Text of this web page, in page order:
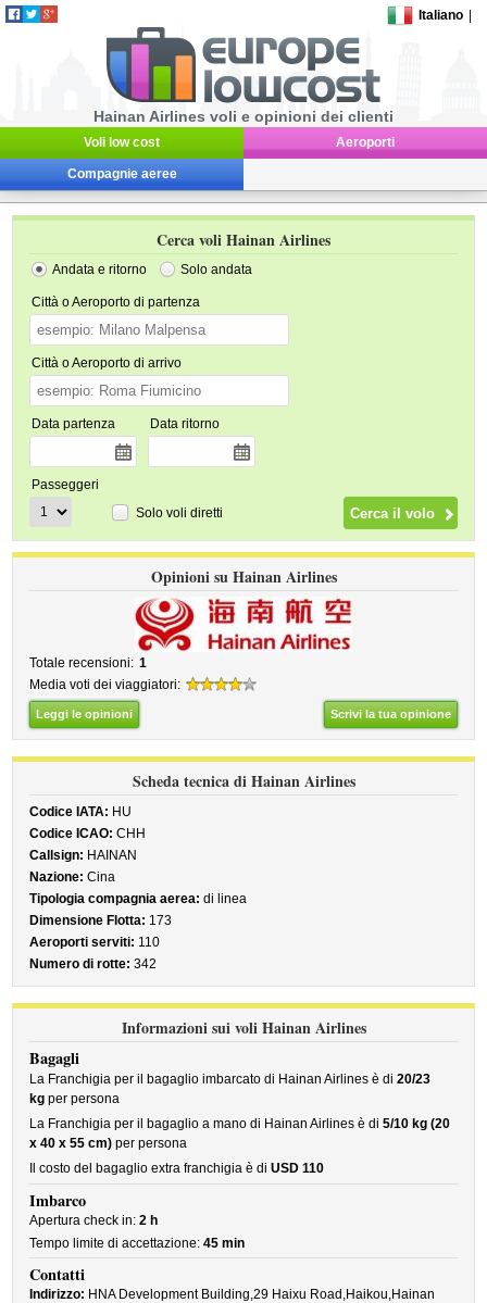
Italiano
Hainan Airlines voli e opinioni dei clienti
Voli low cost Aeroporti
Compagnie aeree
Cerca voli Hainan Airlines
Andata e ritorno Solo andata
Città o Aeroporto di partenza
Città o Aeroporto di arrivo
Data partenza Data ritorno
Passeggeri
Solo voli diretti
Opinioni su Hainan Airlines
Totale recensioni: 1
Media voti dei viaggiatori:
Leggi le opinioni Scrivi la tua opinione
Scheda tecnica di Hainan Airlines
Codice IATA: HU
Codice ICAO: CHH
Callsign: HAINAN
Nazione: Cina
Tipologia compagnia aerea: di linea
Dimensione Flotta: 173
Aeroporti serviti: 110
Numero di rotte: 342
Informazioni sui voli Hainan Airlines
Bagagli
La Franchigia per il bagaglio imbarcato di Hainan Airlines è di20/23
kg per persona
La Franchigia per il bagaglio a mano di Hainan Airlines è di5/10 kg (20
x 40 x 55 cm) per persona
Il costo del bagaglio extra franchigia è diUSD 110
Imbarco
Apertura check in:2 h
Tempo limite di accettazione:45 min
Contatti
Indirizzo: HNA Development Building,29 Haixu Road,Haikou,Hainan